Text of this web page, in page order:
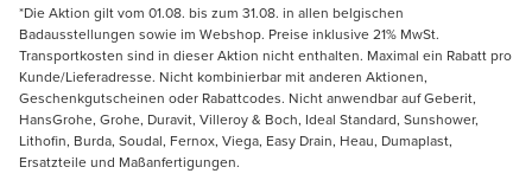
*Die Aktion gilt vom 01.08. bis zum 31.08. in allen belgischen
Badausstellungen sowie im Webshop. Preise inklusive 21% MwSt.
Transportkosten sind in dieser Aktion nicht enthalten. Maximal ein Rabatt pro
Kunde/Lieferadresse. Nicht kombinierbar mit anderen Aktionen,
Geschenkgutscheinen oder Rabattcodes. Nicht anwendbar auf Geberit,
HansGrohe, Grohe, Duravit, Villeroy & Boch, Ideal Standard, Sunshower,
Lithofin, Burda, Soudal, Fernox, Viega, Easy Drain, Heau, Dumaplast,
Ersatzteile und Maßanfertigungen.